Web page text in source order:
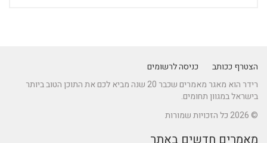
הצטרף ככותב
כניסה לרשומים
רידר הוא מאגר מאמרים שכבר 20 שנה מביא לכם את התוכן הטוב ביותר
בישראל במגוון תחומים.
© 2026 כל הזכויות שמורות